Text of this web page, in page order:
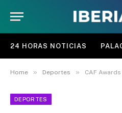
24 HORAS NOTICIAS
Home » Deportes » CAF Awards 2025: Achraf
DEPORTES